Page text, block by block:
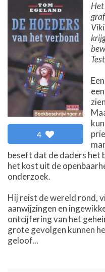
4
beseft dat de daders het
het kost uit de
onderzoek.
Hij reist de wereld rond,
aanwijzingen en
ontcijfering van het
grote gevolgen kunnen
geloof...